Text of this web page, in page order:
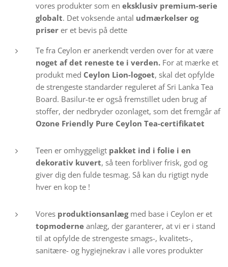
vores produkter som en eksklusiv premium-serie
globalt. Det voksende antal udmærkelser og
priser er et bevis på dette
Te fra Ceylon er anerkendt verden over for at være
noget af det reneste te i verden. For at mærke et
produkt med Ceylon Lion-logoet, skal det opfylde
de strengeste standarder reguleret af Sri Lanka Tea
Board. Basilur-te er også fremstillet uden brug af
stoffer, der nedbryder ozonlaget, som det fremgår af
Ozone Friendly Pure Ceylon Tea-certifikatet
Teen er omhyggeligt pakket ind i folie i en
dekorativ kuvert, så teen forbliver frisk, god og
giver dig den fulde tesmag. Så kan du rigtigt nyde
hver en kop te !
Vores produktionsanlæg med base i Ceylon er et
topmoderne anlæg, der garanterer, at vi er i stand
til at opfylde de strengeste smags-, kvalitets-,
sanitære- og hygiejnekrav i alle vores produkter